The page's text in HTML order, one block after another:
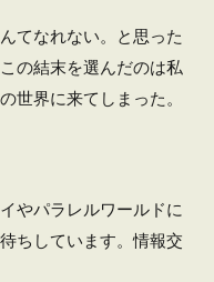
てなれない。と思った
の結末を選んだのは私
世界に来てしまった。
やパラレルワールドに
ちしています。情報交